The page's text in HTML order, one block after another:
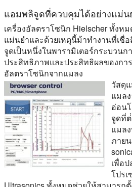
แอมพลิจูดที่ควบคุมได้อย่างแม่
เครื่องอัลตราโซนิก Hielscher ทั้งห
แม่นยําและด้วยเหตุนี้ม้าทํางานที่เชื่
จูดเป็นหนึ่งในพารามิเตอร์กระบวน
ประสิทธิภาพและประสิทธิผลของกา
อัลตราโซนิกจากแมลง
วัสดุ
แมล
อ่อน
จูดที่
แมล
ภาย
เพื่อ
โปรเ